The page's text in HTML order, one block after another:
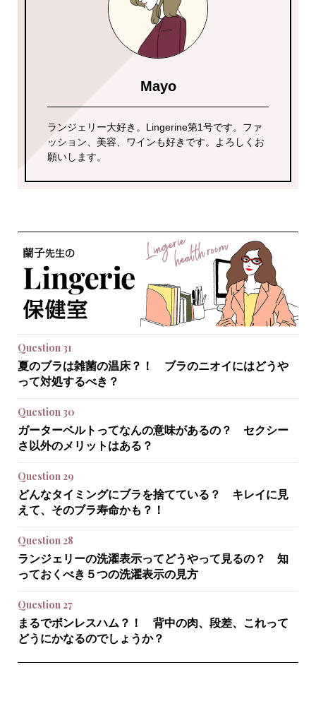
Mayo
ランジェリー大好き。Lingerine第1号です。ファ
ッション、美容、ワインも好きです。よろしくお
願いします。
Question 31
夏のブラは雑菌の温床？！ ブラのニオイにはどうや
って対処するべき？
Question 30
ガーターベルトってなんの意味があるの？ セクシー
さ以外のメリットはある？
Question 29
どんなタイミングにブラを捨てている？ キレイに見
えて、そのブラ寿命かも？！
Question 28
ランジェリーの洗濯表示ってどうやって見るの？ 知
っておくべき５つの洗濯表示の見方
Question 27
まるでボンレスハム？！ 背中の肉、段差、これって
どうにかなるのでしょうか？